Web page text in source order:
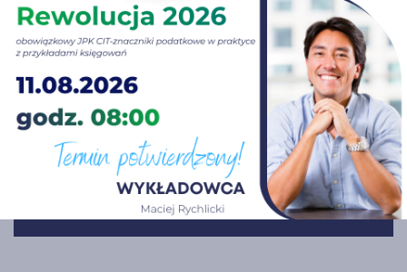
Tarnów
Wadowice
error_outline Newsletter
send